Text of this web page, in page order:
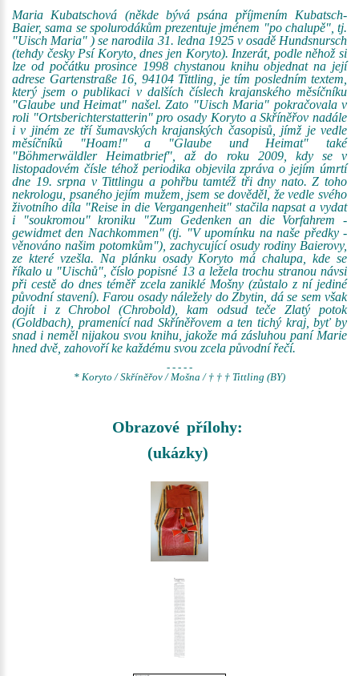
Maria Kubatschová (někde bývá psána příjmením Kubatsch-
Baier, sama se spolurodákům prezentuje jménem "po chalupě", tj.
"Uisch Maria" ) se narodila 31. ledna 1925 v osadě Hundsnursch
(tehdy česky Psí Koryto, dnes jen Koryto). Inzerát, podle něhož si
lze od počátku prosince 1998 chystanou knihu objednat na její
adrese Gartenstraße 16, 94104 Tittling, je tím posledním textem,
který jsem o publikaci v dalších číslech krajanského měsíčníku
"Glaube und Heimat" našel. Zato "Uisch Maria" pokračovala v
roli "Ortsberichterstatterin" pro osady Koryto a Skříněřov nadále
i v jiném ze tří šumavských krajanských časopisů, jímž je vedle
měsíčníků "Hoam!" a "Glaube und Heimat" také
"Böhmerwäldler Heimatbrief", až do roku 2009, kdy se v
listopadovém čísle téhož periodika objevila zpráva o jejím úmrtí
dne 19. srpna v Tittlingu a pohřbu tamtéž tři dny nato. Z toho
nekrologu, psaného jejím mužem, jsem se dověděl, že vedle svého
životního díla "Reise in die Vergangenheit" stačila napsat a vydat
i "soukromou" kroniku "Zum Gedenken an die Vorfahrem -
gewidmet den Nachkommen" (tj. "V upomínku na naše předky -
věnováno našim potomkům"), zachycující osudy rodiny Baierovy,
ze které vzešla. Na plánku osady Koryto má chalupa, kde se
říkalo u "Uischů", číslo popisné 13 a ležela trochu stranou návsi
při cestě do dnes téměř zcela zaniklé Mošny (zůstalo z ní jediné
původní stavení). Farou osady náležely do Zbytin, dá se sem však
dojít i z Chrobol (Chrobold), kam odsud teče Zlatý potok
(Goldbach), pramenící nad Skříněřovem a ten tichý kraj, byť by
snad i neměl nijakou svou knihu, jakože má zásluhou paní Marie
hned dvě, zahovoří ke každému svou zcela původní řečí.
- - - - -
* Koryto / Skříněřov / Mošna / † † † Tittling (BY)
Obrazové přílohy:
(ukázky)